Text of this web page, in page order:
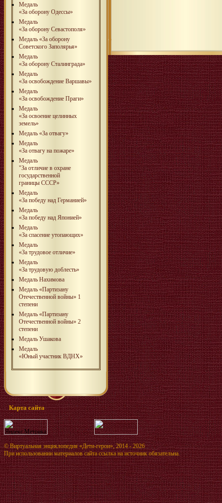
Медаль
«За оборону Одессы»
Медаль
«За оборону Севастополя»
Медаль «За оборону
Советского Заполярья»
Медаль
«За оборону Сталинграда»
Медаль
«За освобождение Варшавы»
Медаль
«За освобождение Праги»
Медаль
«За освоение целинных
земель»
Медаль «За отвагу»
Медаль
«За отвагу на пожаре»
Медаль
"За отличие в охране
государственной
границы СССР»
Медаль
«За победу над Германией»
Медаль
«За победу над Японией»
Медаль
«За спасение утопающих»
Медаль
«За трудовое отличие»
Медаль
«За трудовую доблесть»
Медаль Нахимова
Медаль «Партизану
Отечественной войны» 1
степени
Медаль «Партизану
Отечественной войны» 2
степени
Медаль Ушакова
Медаль
«Юный участник ВДНХ»
Карта сайта
©Виртуальная энциклопедия «Дети-герои», 2014 - 2026
При использовании материалов сайта ссылка на источник обязательна.